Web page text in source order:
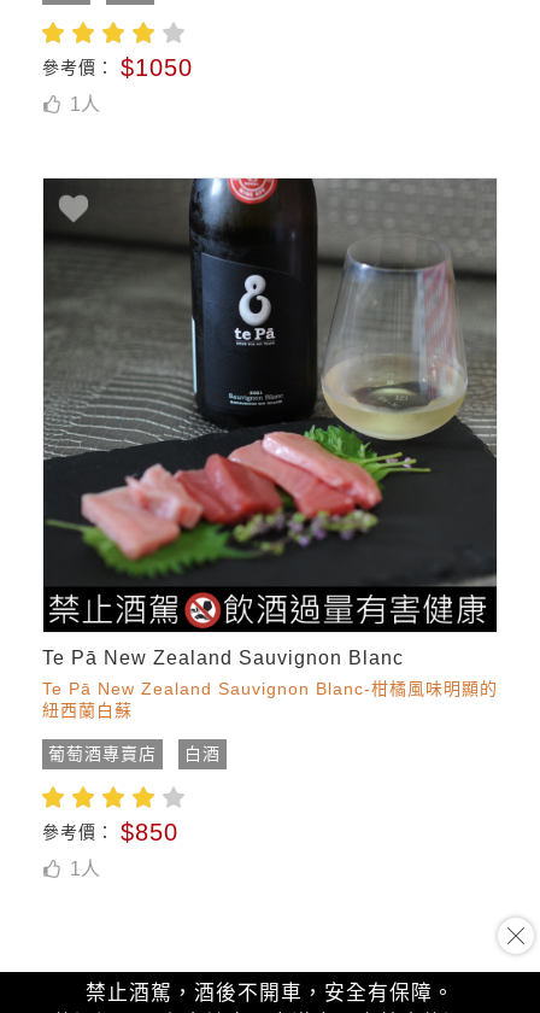
參考價： $1050
1 人
Te Pā New Zealand Sauvignon Blanc
Te Pā New Zealand Sauvignon Blanc-柑橘風味明顯的
紐西蘭白蘇
葡萄酒專賣店 白酒
參考價： $850
1 人
禁止酒駕，酒後不開車，安全有保障。